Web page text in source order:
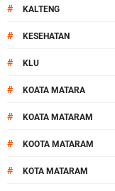
# KALTENG
# KESEHATAN
# KLU
# KOATA MATARA
# KOATA MATARAM
# KOOTA MATARAM
# KOTA MATARAM